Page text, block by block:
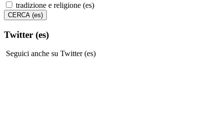
tradizione e religione (es)
Twitter (es)
Seguici anche su Twitter (es)